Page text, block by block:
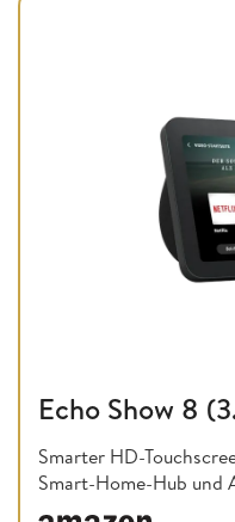
Echo Show 8
Smarter HD-
Smart-Home-Hub und